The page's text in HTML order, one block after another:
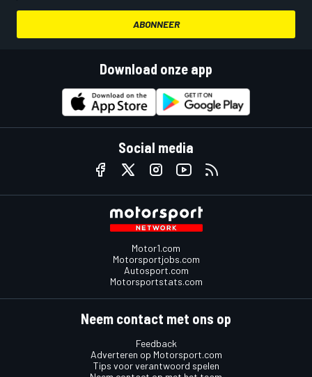
ABONNEER
Download onze app
Social media
Motor1.com
Motorsportjobs.com
Autosport.com
Motorsportstats.com
Neem contact met ons op
Feedback
Adverteren op Motorsport.com
Tips voor verantwoord spelen